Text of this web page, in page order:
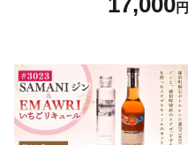
ビール工場〉群馬※沖縄・離
円